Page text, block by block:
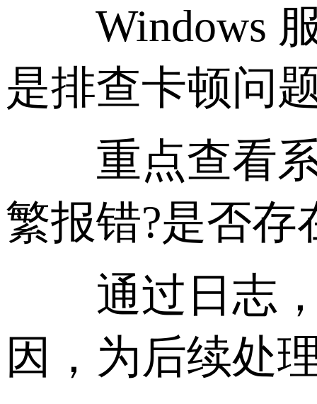
Windows 服
是排查卡顿问
重点查看系
繁报错?是否存
通过日志，
因，为后续处